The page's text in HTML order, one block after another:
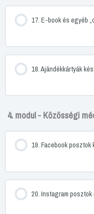
17. E-book és egyéb
18. Ajándékkártyák
4. modul - Közösségi
19. Facebook posztok
20. Instagram